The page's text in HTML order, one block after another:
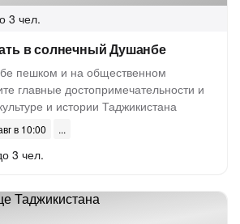
3 чел.
в солнечный Душанбе
пешком и на общественном
главные достопримечательности и
и истории Таджикистана
в 10:00
3 чел.